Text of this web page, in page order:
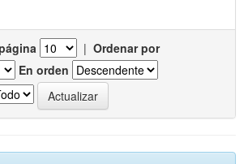
| Ordenar por
En orden